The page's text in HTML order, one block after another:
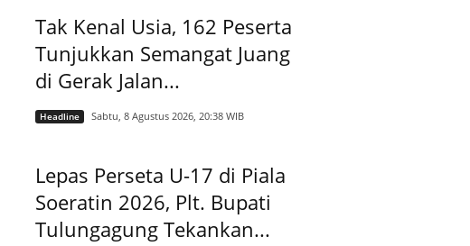
Tak Kenal Usia, 162 Peserta
Tunjukkan Semangat Juang
di Gerak Jalan...
Headline Sabtu, 8 Agustus 2026, 20:38 WIB
Lepas Perseta U-17 di Piala
Soeratin 2026, Plt. Bupati
Tulungagung Tekankan...